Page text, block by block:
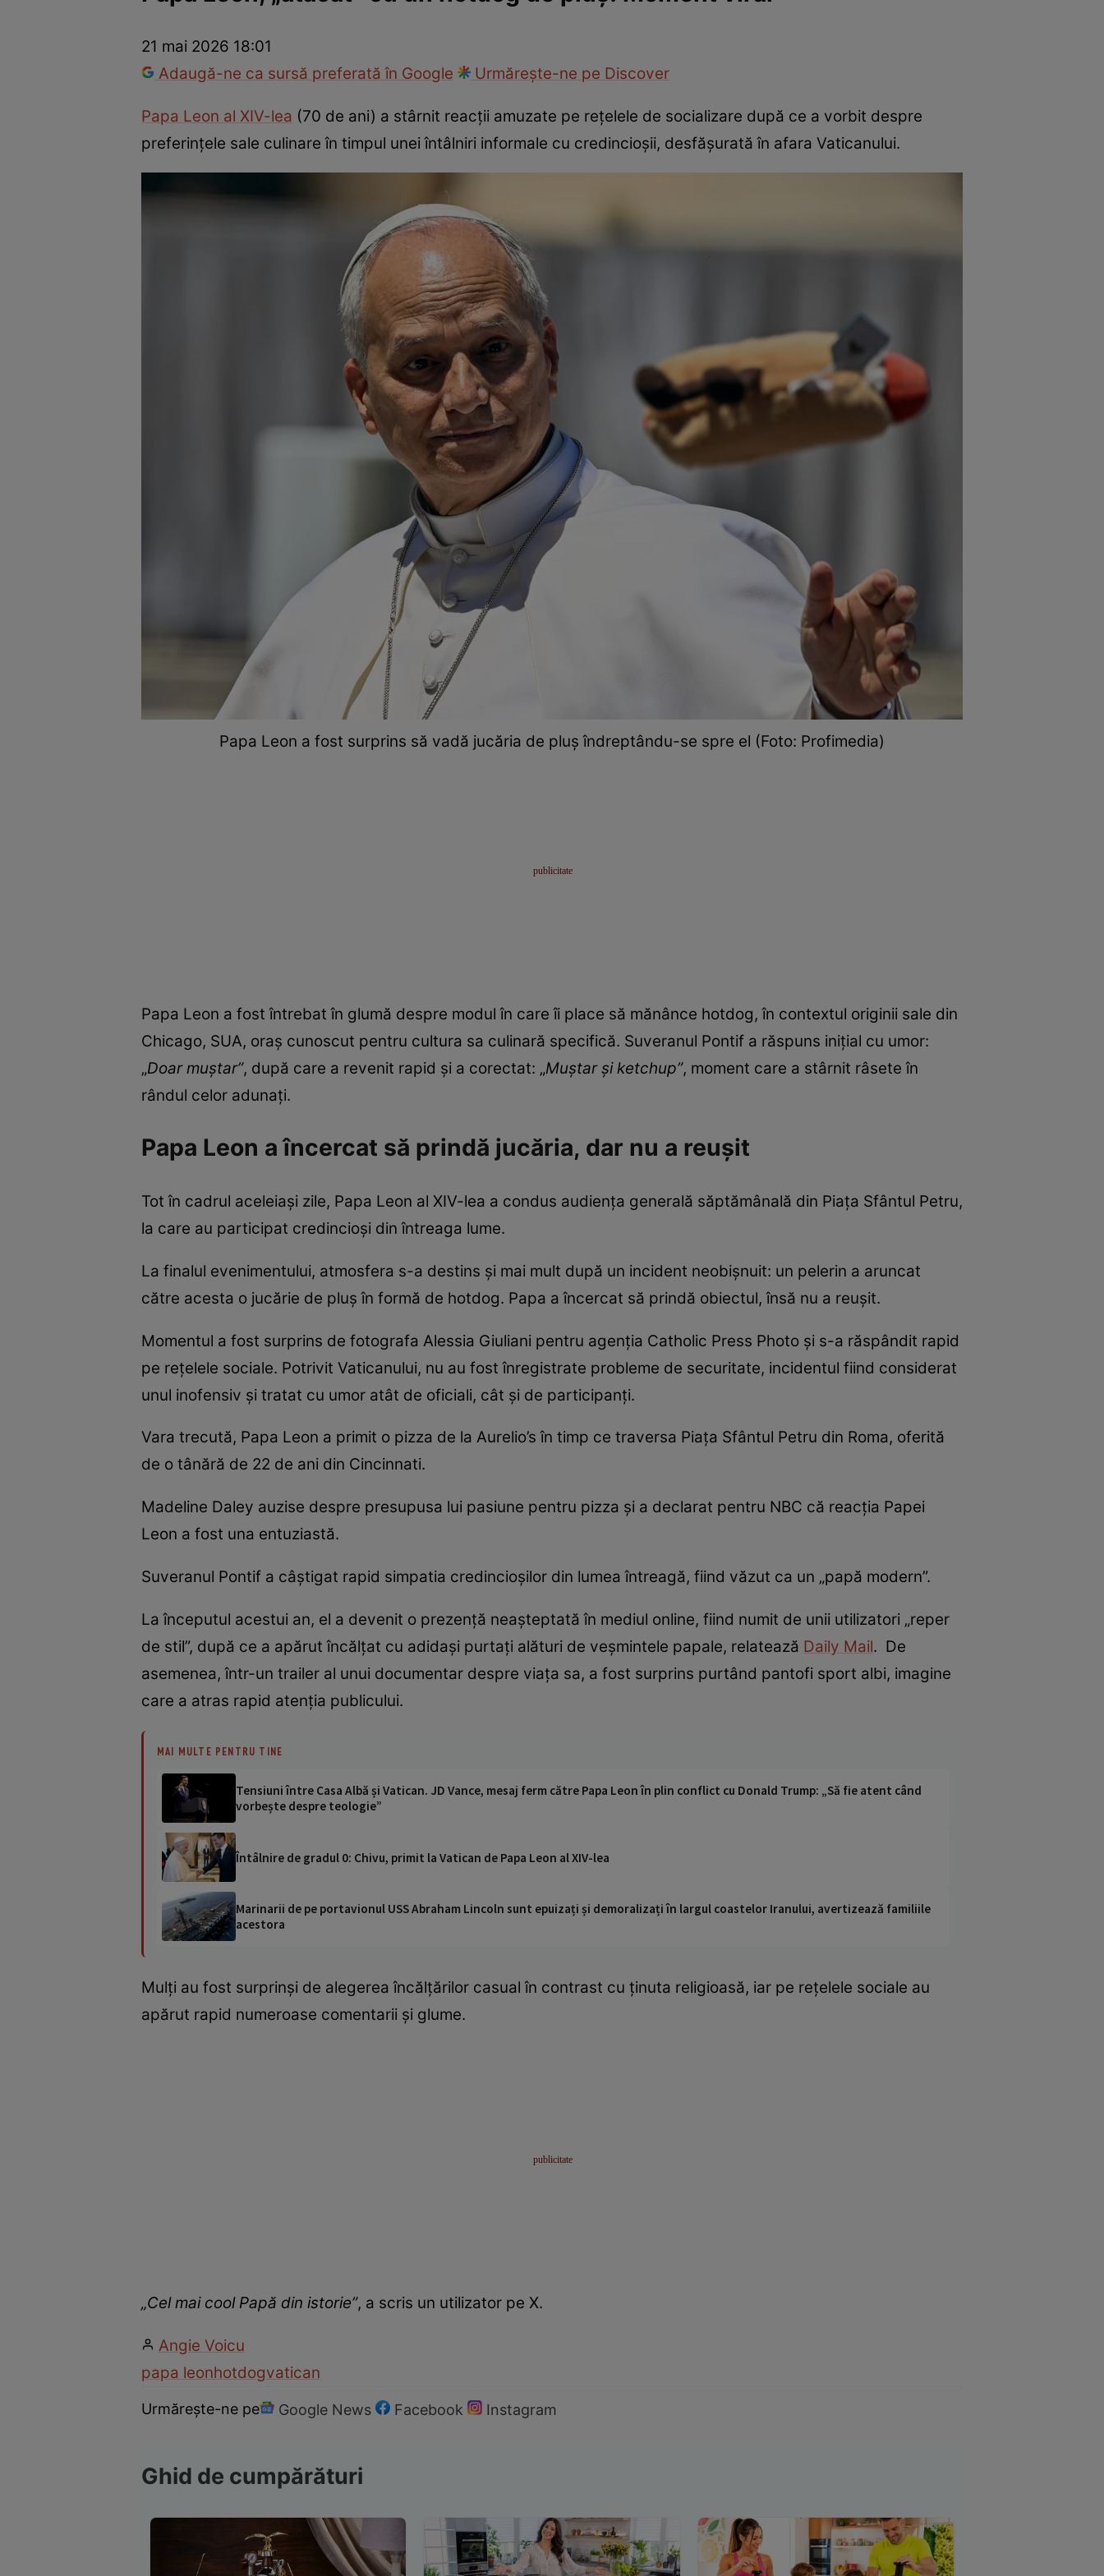
InternaționalFapt divers
21 mai 2026 18:01
Adaugă-ne ca sursă preferată în Google
Urmărește-ne pe Discover
Papa Leon al XIV-lea (70 de ani) a stârnit reacții amuzate pe rețelele de socializare după ce a vorbit despre
preferințele sale culinare în timpul unei întâlniri informale cu credincioșii, desfășurată în afara Vaticanului.
Papa Leon a fost surprins să vadă jucăria de pluș îndreptându-se spre el (Foto: Profimedia)
Papa Leon a fost întrebat în glumă despre modul în care îi place să mănânce hotdog, în contextul originii sale din
Chicago, SUA, oraș cunoscut pentru cultura sa culinară specifică. Suveranul Pontif a răspuns inițial cu umor:
„Doar muștar”, după care a revenit rapid și a corectat: „Muștar și ketchup”, moment care a stârnit râsete în
rândul celor adunați.
Papa Leon a încercat să prindă jucăria, dar nu a reușit
Tot în cadrul aceleiași zile, Papa Leon al XIV-lea a condus audiența generală săptămânală din Piața Sfântul Petru,
la care au participat credincioși din întreaga lume.
La finalul evenimentului, atmosfera s-a destins și mai mult după un incident neobișnuit: un pelerin a aruncat
către acesta o jucărie de pluș în formă de hotdog. Papa a încercat să prindă obiectul, însă nu a reușit.
Momentul a fost surprins de fotografa Alessia Giuliani pentru agenția Catholic Press Photo și s-a răspândit rapid
pe rețelele sociale. Potrivit Vaticanului, nu au fost înregistrate probleme de securitate, incidentul fiind considerat
unul inofensiv și tratat cu umor atât de oficiali, cât și de participanți.
Vara trecută, Papa Leon a primit o pizza de la Aurelio’s în timp ce traversa Piața Sfântul Petru din Roma, oferită
de o tânără de 22 de ani din Cincinnati.
Madeline Daley auzise despre presupusa lui pasiune pentru pizza și a declarat pentru NBC că reacția Papei
Leon a fost una entuziastă.
Suveranul Pontif a câștigat rapid simpatia credincioșilor din lumea întreagă, fiind văzut ca un „papă modern”.
La începutul acestui an, el a devenit o prezență neașteptată în mediul online, fiind numit de unii utilizatori „reper
de stil”, după ce a apărut încălțat cu adidași purtați alături de veșmintele papale, relatează Daily Mail. De
asemenea, într-un trailer al unui documentar despre viața sa, a fost surprins purtând pantofi sport albi, imagine
care a atras rapid atenția publicului.
MAI MULTE PENTRU TINE
Tensiuni între Casa Albă și Vatican. JD Vance, mesaj ferm către Papa Leon în plin conflict cu Donald Trump: „Să fie atent când
vorbește despre teologie”
Întâlnire de gradul 0: Chivu, primit la Vatican de Papa Leon al XIV-lea
Marinarii de pe portavionul USS Abraham Lincoln sunt epuizați și demoralizați în largul coastelor Iranului, avertizează familiile
acestora
Mulți au fost surprinși de alegerea încălțărilor casual în contrast cu ținuta religioasă, iar pe rețelele sociale au
apărut rapid numeroase comentarii și glume.
„Cel mai cool Papă din istorie”, a scris un utilizator pe X.
Angie Voicu
papa leonhotdogvatican
Urmărește-ne pe Google News Facebook Instagram
Ghid de cumpărături